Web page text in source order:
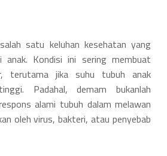
satu keluhan kesehatan yang
anak. Kondisi ini sering membuat
terutama jika suhu tubuh anak
Padahal, demam bukanlah
alami tubuh dalam melawan
oleh virus, bakteri, atau penyebab